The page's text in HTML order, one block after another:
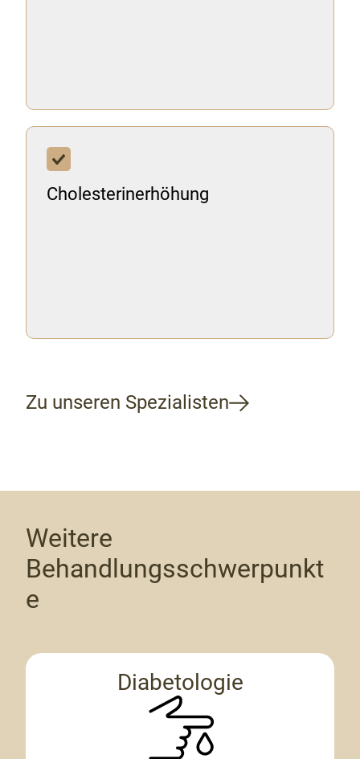
Cholesterinerhöhung
Zu unseren Spezialisten
Weitere
Behandlungsschwerpunkt
e
Diabetologie